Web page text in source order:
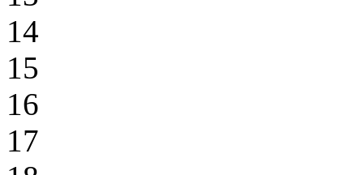
14
15
16
17